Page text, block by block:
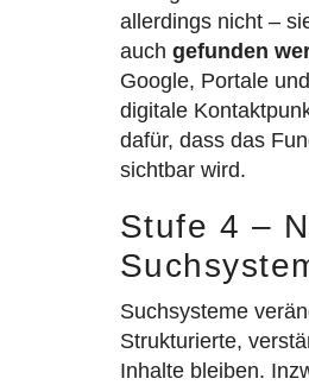
allerdings nicht –
auch gefunden
Google, Portale
digitale
dafür, dass das
sichtbar wird.
Stufe 4 –
Suchsysteme
Strukturierte,
Inhalte bleiben.